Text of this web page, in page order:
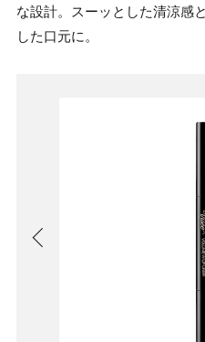
な設計。スーッとした清涼感
した口元に。